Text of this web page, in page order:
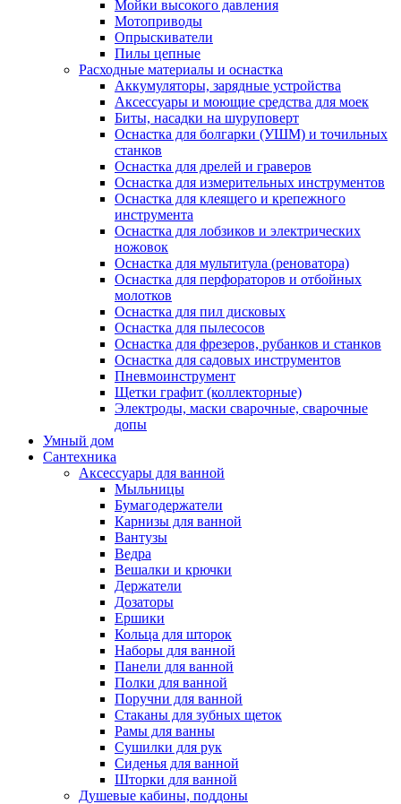
Мойки высокого давления
Мотоприводы
Опрыскиватели
Пилы цепные
Расходные материалы и оснастка
Аккумуляторы, зарядные устройства
Аксессуары и моющие средства для моек
Биты, насадки на шуруповерт
Оснастка для болгарки (УШМ) и точильных
станков
Оснастка для дрелей и граверов
Оснастка для измерительных инструментов
Оснастка для клеящего и крепежного
инструмента
Оснастка для лобзиков и электрических
ножовок
Оснастка для мультитула (реноватора)
Оснастка для перфораторов и отбойных
молотков
Оснастка для пил дисковых
Оснастка для пылесосов
Оснастка для фрезеров, рубанков и станков
Оснастка для садовых инструментов
Пневмоинструмент
Щетки графит (коллекторные)
Электроды, маски сварочные, сварочные
допы
Умный дом
Сантехника
Аксессуары для ванной
Мыльницы
Бумагодержатели
Карнизы для ванной
Вантузы
Ведра
Вешалки и крючки
Держатели
Дозаторы
Ершики
Кольца для шторок
Наборы для ванной
Панели для ванной
Полки для ванной
Поручни для ванной
Стаканы для зубных щеток
Рамы для ванны
Сушилки для рук
Сиденья для ванной
Шторки для ванной
Душевые кабины, поддоны